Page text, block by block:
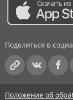
Поделиться в
Положение об